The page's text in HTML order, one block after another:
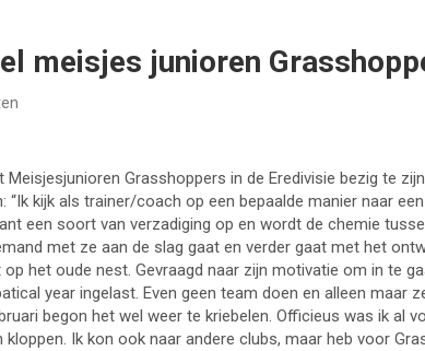
meisjes junioren
Grasshoppers in de Eredivisie bezig te
“Ik kijk als trainer/coach op een bepaalde manier naar
een soort van verzadiging op en wordt de chemie
met ze aan de slag gaat en verder gaat met het
het oude nest. Gevraagd naar zijn motivatie om in te
year ingelast. Even geen team doen en alleen
begon het wel weer te kriebelen. Officieus was ik al
kloppen. Ik kon ook naar andere clubs, maar heb voor